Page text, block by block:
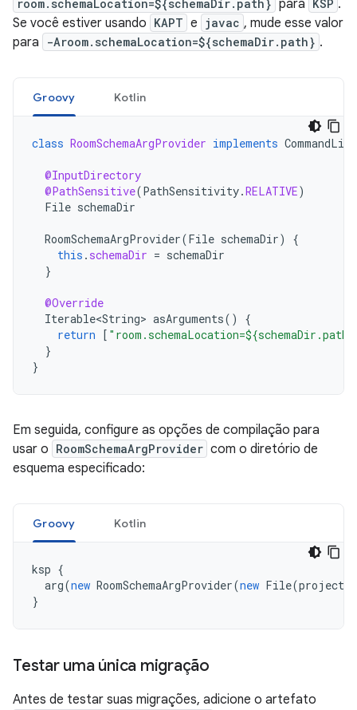
room.schemaLocation=${schemaDir.path} para KSP .
Se você estiver usando KAPT e javac , mude esse valor
para
-Aroom.schemaLocation=${schemaDir.path} .
Groovy Kotlin
class RoomSchemaArgProvider implements
@InputDirectory
@PathSensitive(PathSensitivity.RELATIVE)
File schemaDir
RoomSchemaArgProvider(File schemaDir)
{
this . schemaDir = schemaDir
}
@Override
Iterable<String> asArguments()
{
return [
}
}
Em seguida, configure as opções de compilação para
usar o RoomSchemaArgProvider com o diretório de
esquema especificado:
Groovy Kotlin
ksp {
arg(new RoomSchemaArgProvider(new File(
}
Testar uma única migração
Antes de testar suas migrações, adicione o artefato